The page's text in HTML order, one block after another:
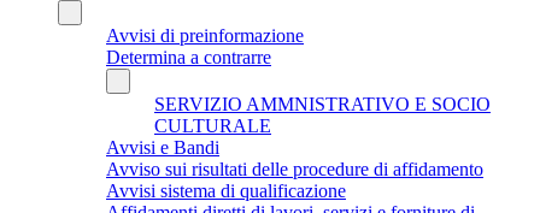
Avvisi di preinformazione
Determina a contrarre
SERVIZIO AMMNISTRATIVO E SOCIO
CULTURALE
Avvisi e Bandi
Avviso sui risultati delle procedure di affidamento
Avvisi sistema di qualificazione